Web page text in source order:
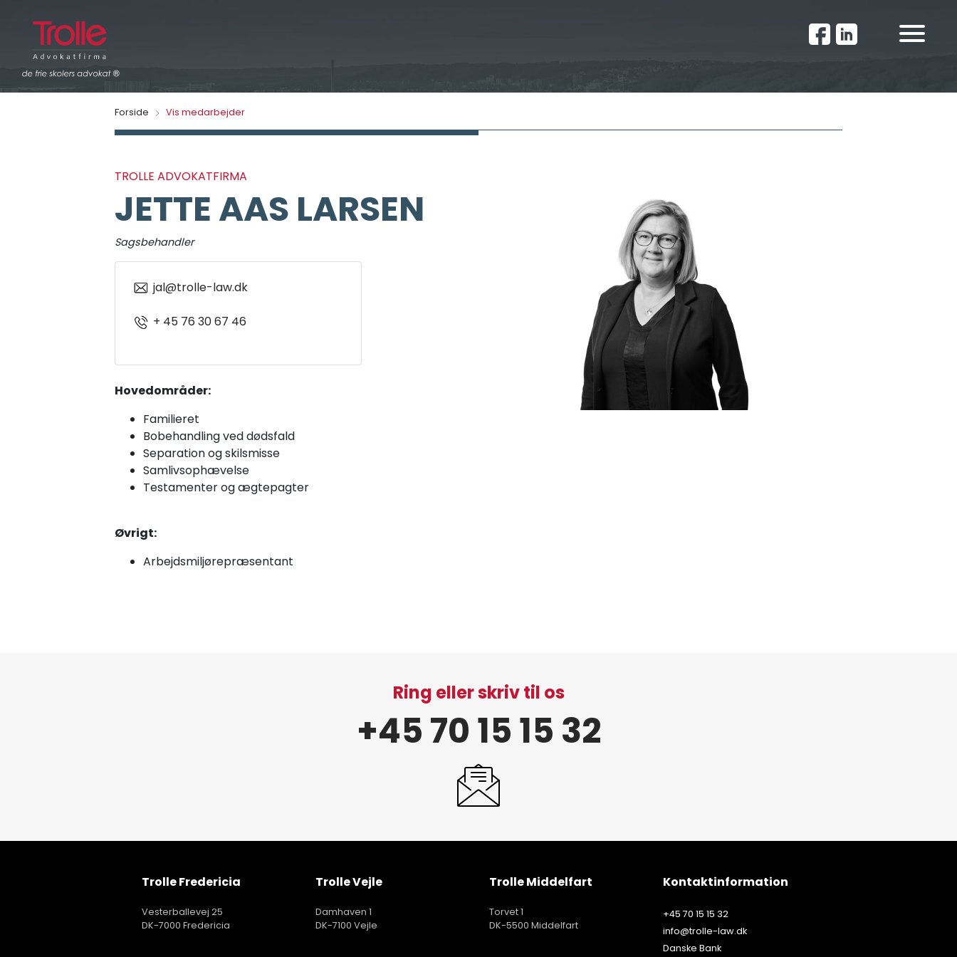
Forside Vis medarbejder
TROLLE ADVOKATFIRMA
JETTE AAS LARSEN
Sagsbehandler
jal@trolle-law.dk
+ 45 76 30 67 46
Hovedområder:
Familieret
Bobehandling ved dødsfald
Separation og skilsmisse
Samlivsophævelse
Testamenter og ægtepagter
Øvrigt:
Arbejdsmiljørepræsentant
Ring eller skriv til os
+45 70 15 15 32
Trolle Fredericia
Vesterballevej 25
DK-7000 Fredericia
Trolle Vejle
Damhaven 1
DK-7100 Vejle
Trolle Middelfart
Torvet 1
DK-5500 Middelfart
Kontaktinformation
+45 70 15 15 32
info@trolle-law.dk
Danske Bank